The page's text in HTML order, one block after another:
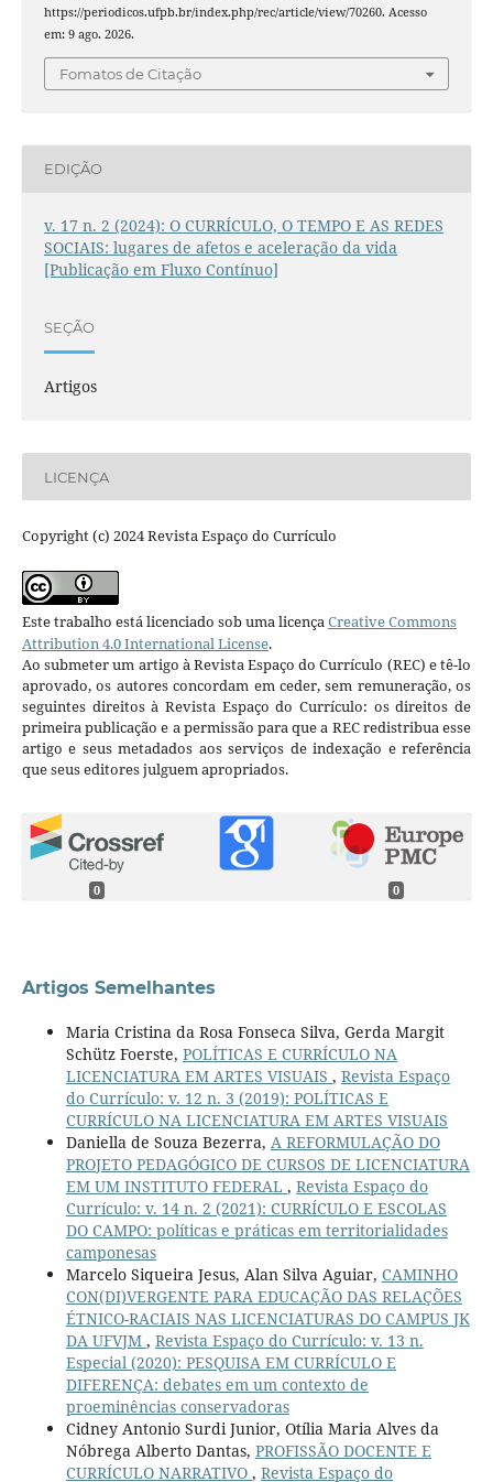
https://periodicos.ufpb.br/index.php/rec/article/view/70260. Acesso
em: 9 ago. 2026.
Fomatos de Citação
EDIÇÃO
v. 17 n. 2 (2024): O CURRÍCULO, O TEMPO E AS REDES
SOCIAIS: lugares de afetos e aceleração da vida
[Publicação em Fluxo Contínuo]
SEÇÃO
Artigos
LICENÇA
Copyright (c) 2024 Revista Espaço do Currículo
Este trabalho está licenciado sob uma licençaCreative Commons
Attribution 4.0 International License.
Ao submeter um artigo à Revista Espaço do Currículo (REC) e tê-lo
aprovado, os autores concordam em ceder, sem remuneração, os
seguintes direitos à Revista Espaço do Currículo: os direitos de
primeira publicação e a permissão para que a REC redistribua esse
artigo e seus metadados aos serviços de indexação e referência
que seus editores julguem apropriados.
0 0
Artigos Semelhantes
Maria Cristina da Rosa Fonseca Silva, Gerda Margit
Schütz Foerste, POLÍTICAS E CURRÍCULO NA
LICENCIATURA EM ARTES VISUAIS , Revista Espaço
do Currículo: v. 12 n. 3 (2019): POLÍTICAS E
CURRÍCULO NA LICENCIATURA EM ARTES VISUAIS
Daniella de Souza Bezerra, A REFORMULAÇÃO DO
PROJETO PEDAGÓGICO DE CURSOS DE LICENCIATURA
EM UM INSTITUTO FEDERAL , Revista Espaço do
Currículo: v. 14 n. 2 (2021): CURRÍCULO E ESCOLAS
DO CAMPO: políticas e práticas em territorialidades
camponesas
Marcelo Siqueira Jesus, Alan Silva Aguiar, CAMINHO
CON(DI)VERGENTE PARA EDUCAÇÃO DAS RELAÇÕES
ÉTNICO-RACIAIS NAS LICENCIATURAS DO CAMPUS JK
DA UFVJM , Revista Espaço do Currículo: v. 13 n.
Especial (2020): PESQUISA EM CURRÍCULO E
DIFERENÇA: debates em um contexto de
proeminências conservadoras
Cidney Antonio Surdi Junior, Otília Maria Alves da
Nóbrega Alberto Dantas, PROFISSÃO DOCENTE E
CURRÍCULO NARRATIVO , Revista Espaço do